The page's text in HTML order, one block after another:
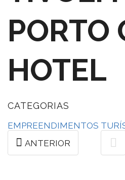
PORTO
HOTEL
CATEGORIAS
EMPREENDIMENTOS
ANTERIOR